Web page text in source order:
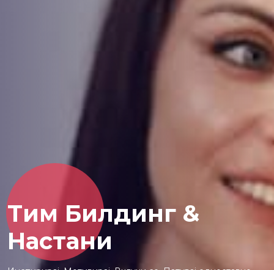
Tим Билдинг &
Настани